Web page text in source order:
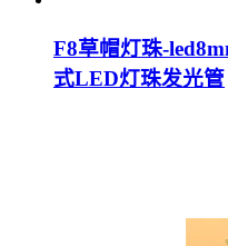
F8草帽灯珠-
式LED灯珠发光管